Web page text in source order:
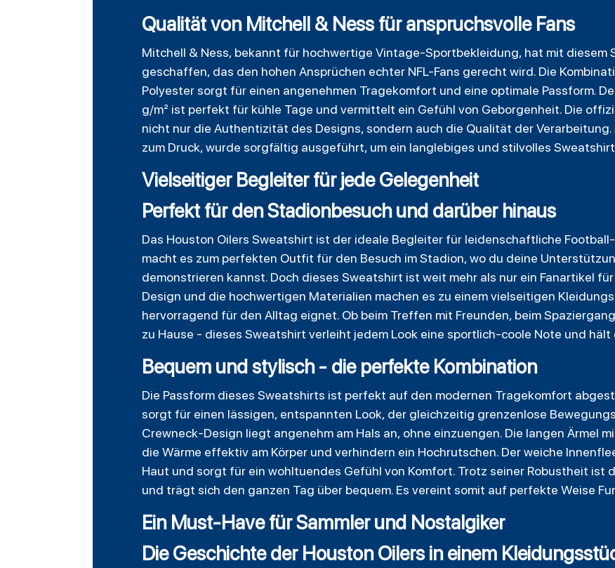
Qualität von Mitchell & Ness für anspruchsvolle Fans
Mitchell & Ness, bekannt für hochwertige Vintage-Sportbekleidung, hat mit diesem
geschaffen, das den hohen Ansprüchen echter NFL-Fans gerecht wird. Die
Polyester sorgt für einen angenehmen Tragekomfort und eine optimale Passform.
g/m² ist perfekt für kühle Tage und vermittelt ein Gefühl von Geborgenheit. Die
nicht nur die Authentizität des Designs, sondern auch die Qualität der
zum Druck, wurde sorgfältig ausgeführt, um ein langlebiges und stilvolles
Vielseitiger Begleiter für jede Gelegenheit
Perfekt für den Stadionbesuch und darüber hinaus
Das Houston Oilers Sweatshirt ist der ideale Begleiter für leidenschaftliche
macht es zum perfekten Outfit für den Besuch im Stadion, wo du deine
demonstrieren kannst. Doch dieses Sweatshirt ist weit mehr als nur ein Fanartikel
Design und die hochwertigen Materialien machen es zu einem vielseitigen
hervorragend für den Alltag eignet. Ob beim Treffen mit Freunden, beim
zu Hause - dieses Sweatshirt verleiht jedem Look eine sportlich-coole Note und hält
Bequem und stylisch - die perfekte Kombination
Die Passform dieses Sweatshirts ist perfekt auf den modernen Tragekomfort
sorgt für einen lässigen, entspannten Look, der gleichzeitig grenzenlose
Crewneck-Design liegt angenehm am Hals an, ohne einzuengen. Die langen Ärmel
die Wärme effektiv am Körper und verhindern ein Hochrutschen. Der weiche
Haut und sorgt für ein wohltuendes Gefühl von Komfort. Trotz seiner Robustheit ist
und trägt sich den ganzen Tag über bequem. Es vereint somit auf perfekte Weise
Ein Must-Have für Sammler und Nostalgiker
Die Geschichte der Houston Oilers in einem